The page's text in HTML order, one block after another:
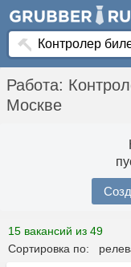
Работа:
Москве
15 вакансий из 49
Сортировка по: